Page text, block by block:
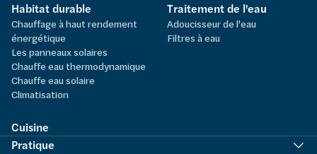
Habitat durable
Chauffage à haut rendement
énergétique
Les panneaux solaires
Chauffe eau thermodynamique
Chauffe eau solaire
Climatisation
Traitement de l'eau
Adoucisseur de l'eau
Filtres à eau
Cuisine
Pratique